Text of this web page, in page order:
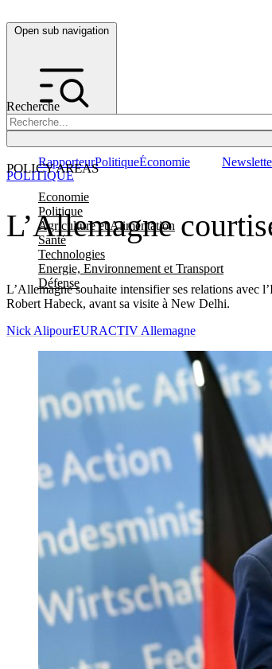
Open sub navigation
Recherche
POLICY AREAS
Economie
Politique
Agriculture et Alimentation
Santé
Technologies
Energie, Environnement et Transport
Défense
RapporteurPolitiqueÉconomie
L’Allemagne
L’Allemagne souhaite intensifier ses relations avec
Robert Habeck, avant sa visite à New Delhi.
POLITIQUE
Nick AlipourEURACTIV Allemagne